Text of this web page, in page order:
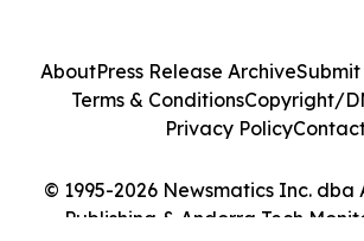
© 1995-2026 Newsmatics Inc. dba
Publishing & Andorra Tech
AboutPress Release ArchiveSubmit
Terms & ConditionsCopyright/
Privacy Policy